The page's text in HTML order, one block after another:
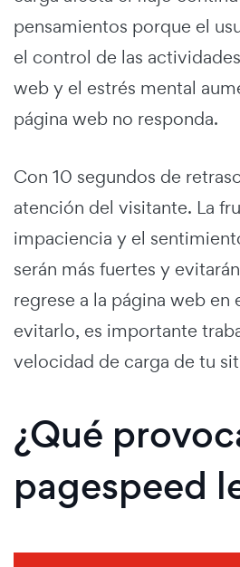
pensamientos porque el
el control de las
web y el estrés mental
página web no responda.
Con 10 segundos de
atención del visitante. La
impaciencia y el
serán más fuertes y
regrese a la página web en
evitarlo, es importante
velocidad de carga de tu
¿Qué
pagespeed